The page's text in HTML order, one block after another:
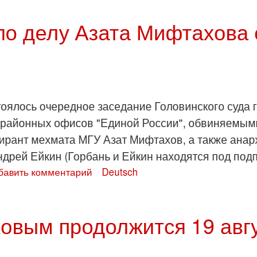
делу Азата Мифтахова
очередное заседание Головинского
районных офисов "Единой России",
мехмата МГУ Азат Мифтахов, а также
Ейкин (Горбань и Ейкин находятся под
комментарий Deutsch
продолжится 19